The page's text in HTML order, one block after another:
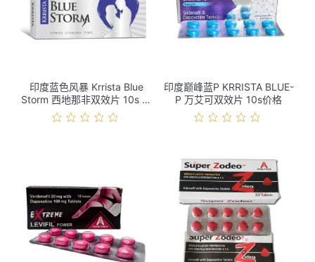
印度蓝色风暴 Krrista Blue
Storm 西地那非双效片 10s 价
格
印度巅峰蓝P KRRISTA BLUE-
P 万艾可双效片 10s价格